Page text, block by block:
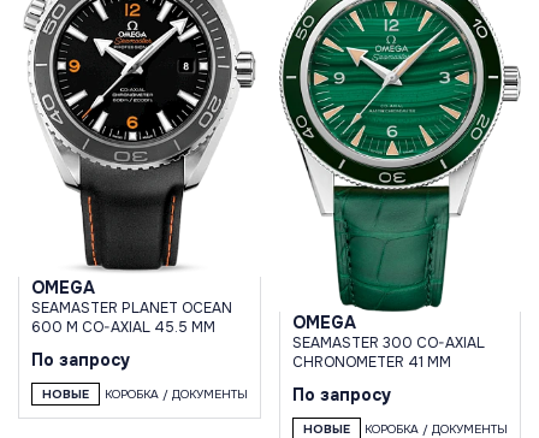
OMEGA
SEAMASTER PLANET OCEAN
600 M CO-AXIAL 45.5 MM
По запросу
НОВЫЕ КОРОБКА / ДОКУМЕНТЫ
OMEGA
SEAMASTER 300 CO-AXIAL
CHRONOMETER 41 MM
По запросу
НОВЫЕ КОРОБКА / ДОКУМЕНТЫ